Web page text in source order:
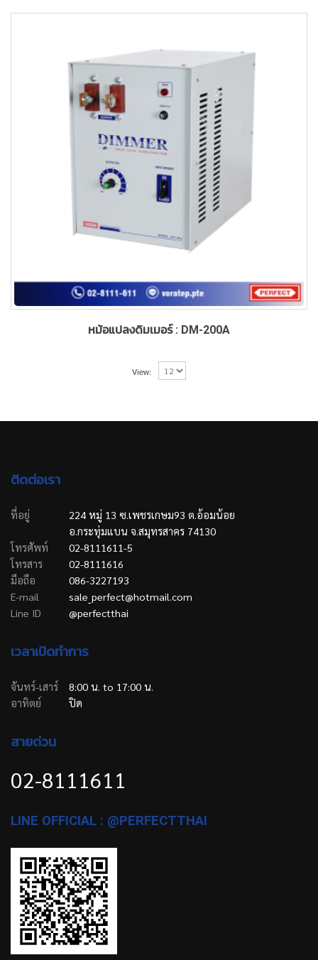
หม้อแปลงดิมเมอร์ : DM-200A
View:
ติดต่อเรา
ที่อยู่
224 หมู่ 13 ซ.เพชรเกษม93 ต.อ้อมน้อย
อ.กระทุ่มแบน จ.สมุทรสาคร 74130
โทรศัพท์
02-8111611-5
โทรสาร
02-8111616
มือถือ
086-3227193
E-mail
sale_perfect@hotmail.com
Line ID
@perfectthai
เวลาเปิดทำการ
จันทร์-เสาร์
8:00 น. to 17:00 น.
อาทิตย์
ปิด
สายด่วน
02-8111611
LINE OFFICIAL : @PERFECTTHAI